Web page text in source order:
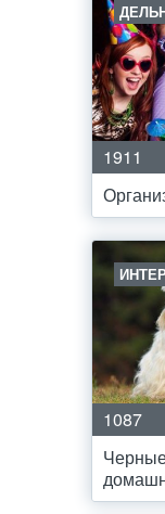
1911
1087